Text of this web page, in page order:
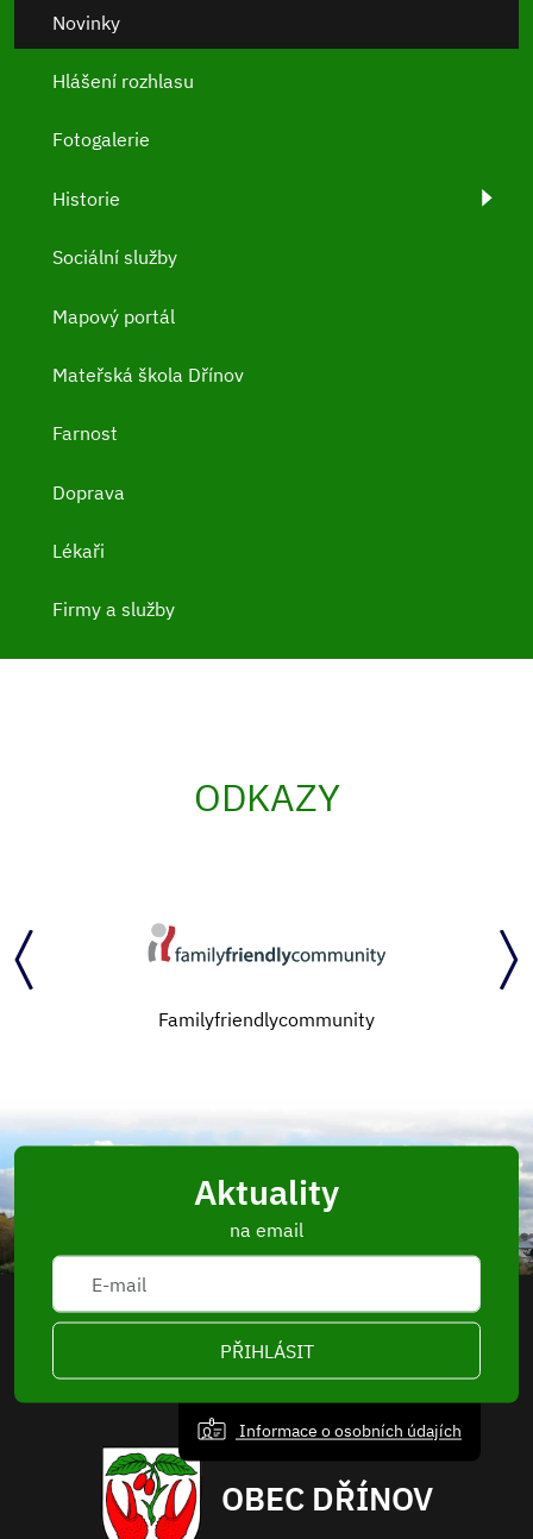
Novinky
Hlášení rozhlasu
Fotogalerie
Historie
Sociální služby
Mapový portál
Mateřská škola Dřínov
Farnost
Doprava
Lékaři
Firmy a služby
ODKAZY
Familyfriendlycommunity
Aktuality
na email
PŘIHLÁSIT
Informace o osobních údajích
OBEC DŘÍNOV